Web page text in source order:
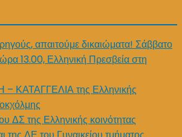
απαιτούμε δικαιώματα! Σάββατο
13.00, Ελληνική Πρεσβεία στη
ΚΑΤΑΓΓΕΛΙΑ της Ελληνικής
ΔΣ της Ελληνικής κοινότητας